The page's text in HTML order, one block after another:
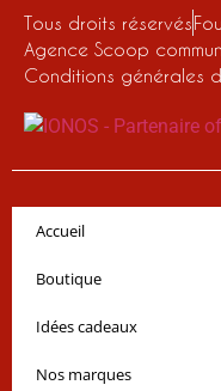
Tous droits réservés
Agence Scoop
Conditions générales
Accueil
Boutique
Idées cadeaux
Nos marques